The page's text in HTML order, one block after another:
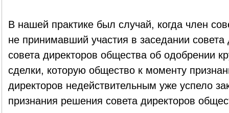
В нашей практике был случай, когда член
не принимавший участия в заседании
совета директоров общества об одобрении
сделки, которую общество к моменту
директоров недействительным уже успело
признания решения совета директоров